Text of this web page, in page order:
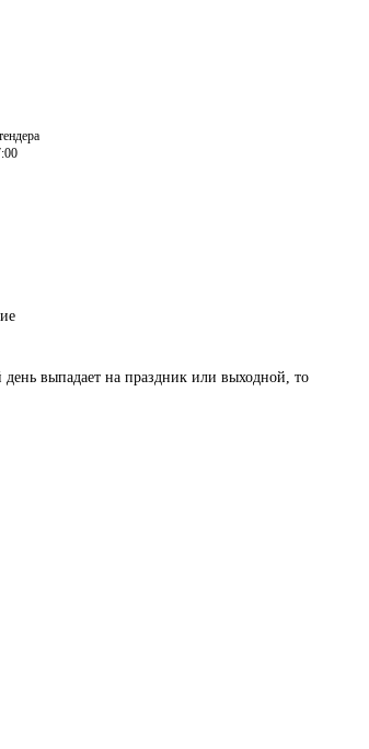
выпадает на праздник или выходной, то